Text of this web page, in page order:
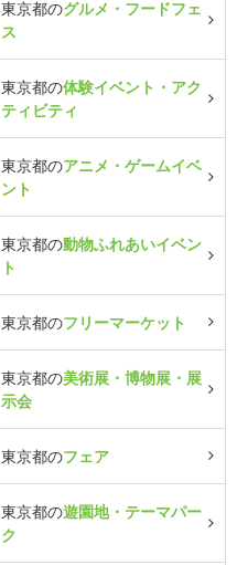
東京都のグルメ・フードフェ
ス
東京都の体験イベント・アク
ティビティ
東京都のアニメ・ゲームイベ
ント
東京都の動物ふれあいイベン
ト
東京都のフリーマーケット
東京都の美術展・博物展・展
示会
東京都のフェア
東京都の遊園地・テーマパー
ク